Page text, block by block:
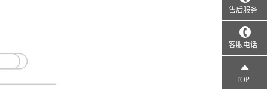
售后服务
客服电话
TOP